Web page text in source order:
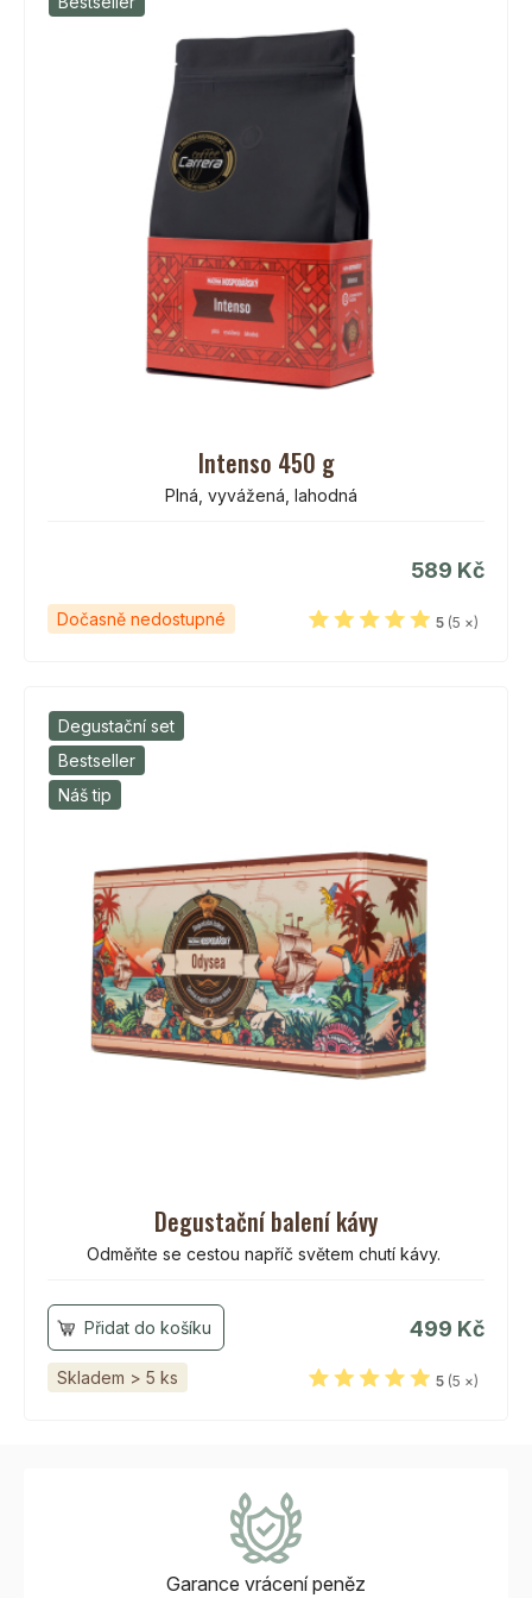
Intenso 450 g
Plná, vyvážená, lahodná
589 Kč
Dočasně nedostupné 5 (5 ×)
Degustační set
Bestseller
Náš tip
Degustační balení kávy
Odměňte se cestou napříč světem chutí kávy.
499 Kč
Skladem > 5 ks 5 (5 ×)
Garance vrácenípeněz